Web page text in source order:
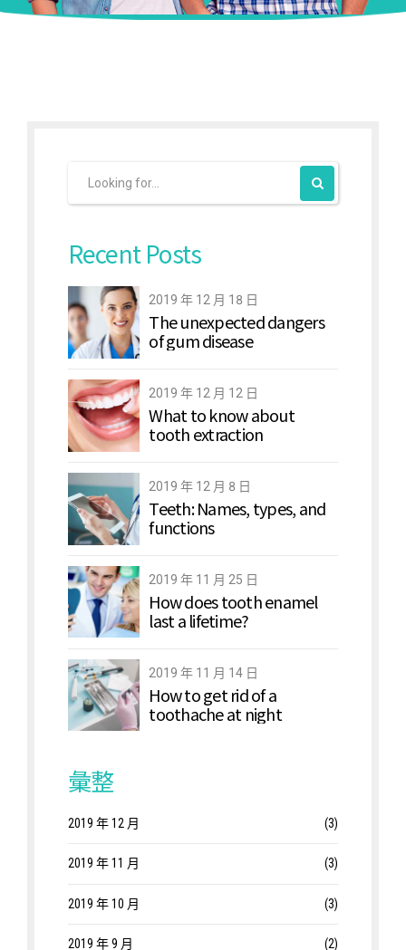
Recent Posts
2019 年 12 月 18 日
The unexpected dangers
of gum disease
2019 年 12 月 12 日
What to know about
tooth extraction
2019 年 12 月 8 日
Teeth: Names, types, and
functions
2019 年 11 月 25 日
How does tooth enamel
last a lifetime?
2019 年 11 月 14 日
How to get rid of a
toothache at night
彙整
2019 年 12 月 (3)
2019 年 11 月 (3)
2019 年 10 月 (3)
2019 年 9 月 (2)